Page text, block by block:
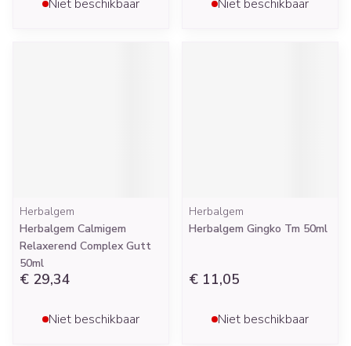
Niet beschikbaar Niet beschikbaar
Herbalgem
Herbalgem Calmigem
Relaxerend Complex Gutt
50ml
€ 29,34
Niet beschikbaar
Herbalgem
Herbalgem Gingko Tm 50ml
€ 11,05
Niet beschikbaar